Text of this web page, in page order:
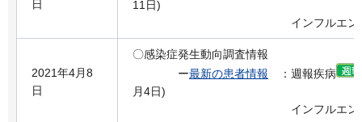
日
11日)
インフルエンザの流
2021年4月8
日
〇感染症発生動向調査情報
ー最新の患者情報 ：週報疾病
月4日)
インフルエンザの流